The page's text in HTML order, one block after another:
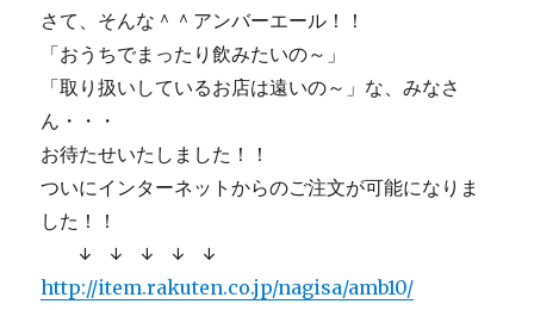
さて、そんな＾＾アンバーエール！！
「おうちでまったり飲みたいの～」
「取り扱いしているお店は遠いの～」な、みなさ
ん・・・
お待たせいたしました！！
ついにインターネットからのご注文が可能になりま
した！！
↓ ↓ ↓ ↓ ↓
http://item.rakuten.co.jp/nagisa/amb10/